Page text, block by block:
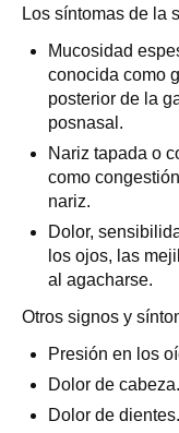
Los síntomas de la
Mucosidad
conocida como
posterior de la
posnasal.
Nariz tapada o
como
nariz.
Dolor,
los ojos, las
al agacharse.
Otros signos y
Presión en los
Dolor de cabeza.
Dolor de dientes.